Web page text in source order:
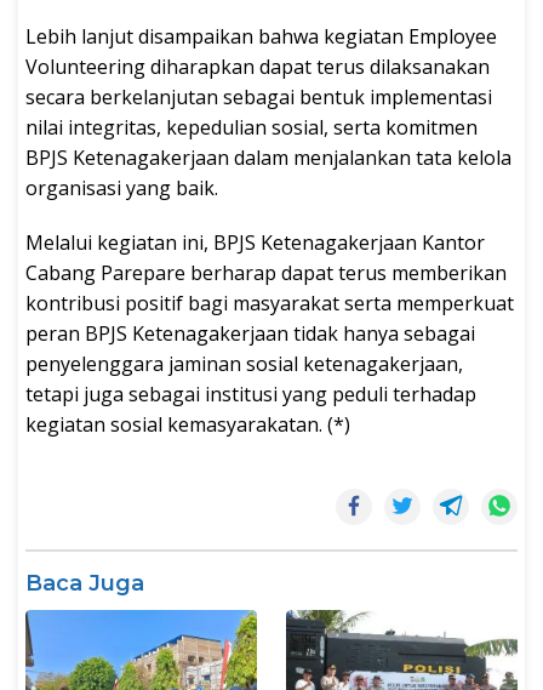
Lebih lanjut disampaikan bahwa kegiatan Employee
Volunteering diharapkan dapat terus dilaksanakan
secara berkelanjutan sebagai bentuk implementasi
nilai integritas, kepedulian sosial, serta komitmen
BPJS Ketenagakerjaan dalam menjalankan tata kelola
organisasi yang baik.
Melalui kegiatan ini, BPJS Ketenagakerjaan Kantor
Cabang Parepare berharap dapat terus memberikan
kontribusi positif bagi masyarakat serta memperkuat
peran BPJS Ketenagakerjaan tidak hanya sebagai
penyelenggara jaminan sosial ketenagakerjaan,
tetapi juga sebagai institusi yang peduli terhadap
kegiatan sosial kemasyarakatan. (*)
Baca Juga